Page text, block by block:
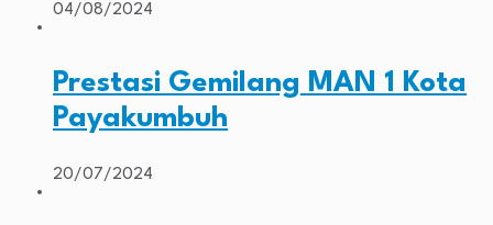
04/08/2024
Prestasi Gemilang MAN 1 Kota
Payakumbuh
20/07/2024